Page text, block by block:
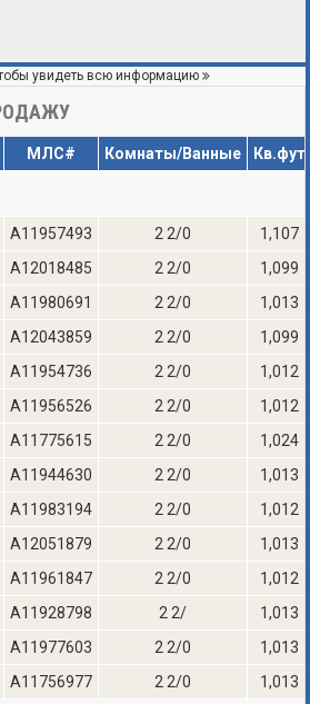
увидеть всю информацию
МЛС# Комнаты/Ванные Кв.фут
A11957493 2 2/0
1,107
A12018485 2 2/0
1,099
A11980691 2 2/0
1,013
A12043859 2 2/0
1,099
A11954736 2 2/0
1,012
A11956526 2 2/0
1,012
A11775615 2 2/0
1,024
A11944630 2 2/0
1,013
A11983194 2 2/0
1,012
A12051879 2 2/0
1,013
A11961847 2 2/0
1,012
A11928798 2 2/
1,013
A11977603 2 2/0
1,013
A11756977 2 2/0 1,013